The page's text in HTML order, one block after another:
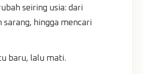
seiring usia: dari
hingga mencari
baru, lalu mati.